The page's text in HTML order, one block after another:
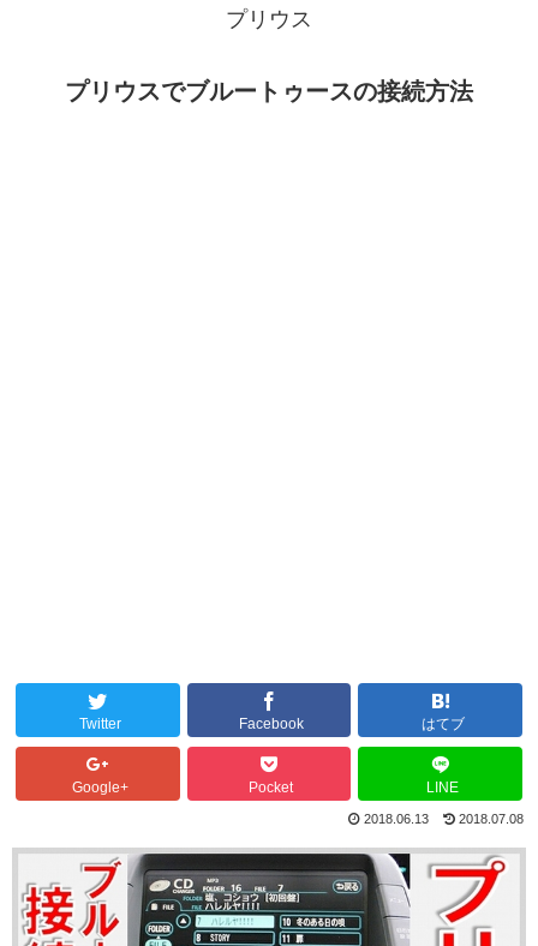
プリウス
プリウスでブルートゥースの接続方法
Twitter Facebook はてブ
Google+ Pocket LINE
2018.06.13 2018.07.08